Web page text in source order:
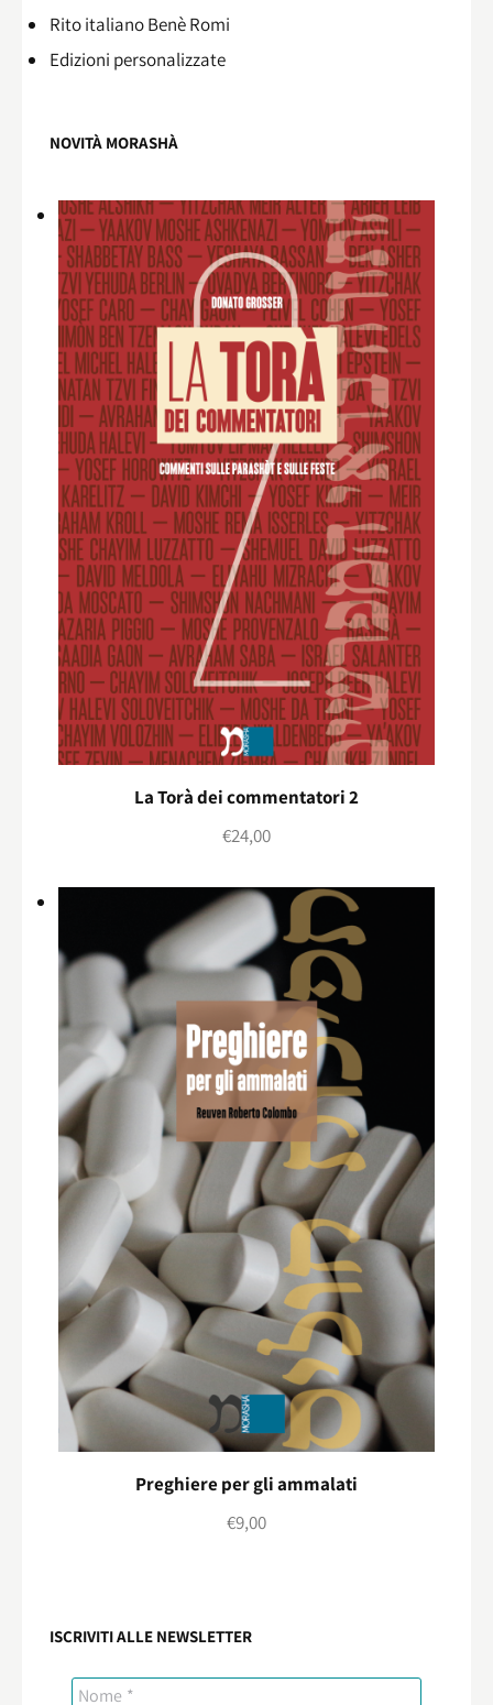
Rito italiano Benè Romi​
Edizioni personalizzate
NOVITÀ MORASHÀ
La Torà dei commentatori 2
€24,00
Preghiere per gli ammalati
€9,00
ISCRIVITI ALLE NEWSLETTER